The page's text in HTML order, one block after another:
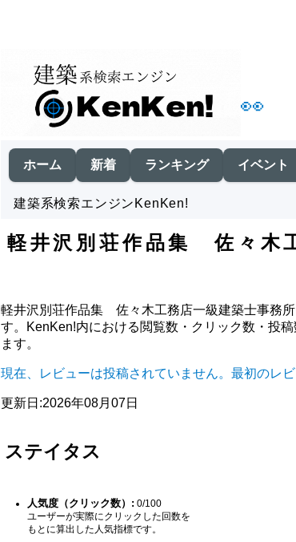
👀
ホーム 新着 ランキング イベント
建築系検索エンジンKenKen!
軽井沢別荘作品集 佐々木
軽井沢別荘作品集 佐々木工務店一級建築士事務
す。KenKen!内における閲覧数・クリック数・投
ます。
現在、レビューは投稿されていません。最初のレ
更新日:2026年08月07日
ステイタス
人気度（クリック数）: 0/100
ユーザーが実際にクリックした回数を
もとに算出した人気指標です。